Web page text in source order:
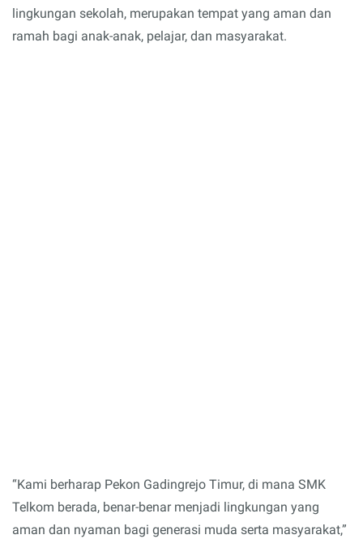
lingkungan sekolah, merupakan tempat yang aman dan
ramah bagi anak-anak, pelajar, dan masyarakat.
“Kami berharap Pekon Gadingrejo Timur, di mana SMK
Telkom berada, benar-benar menjadi lingkungan yang
aman dan nyaman bagi generasi muda serta masyarakat,”